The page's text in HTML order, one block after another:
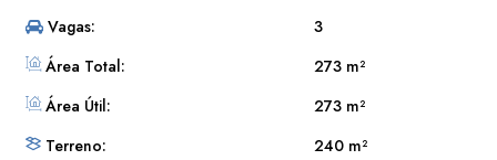
Vagas:
3
Área Total:
273 m²
Área Útil:
273 m²
Terreno:
240 m²